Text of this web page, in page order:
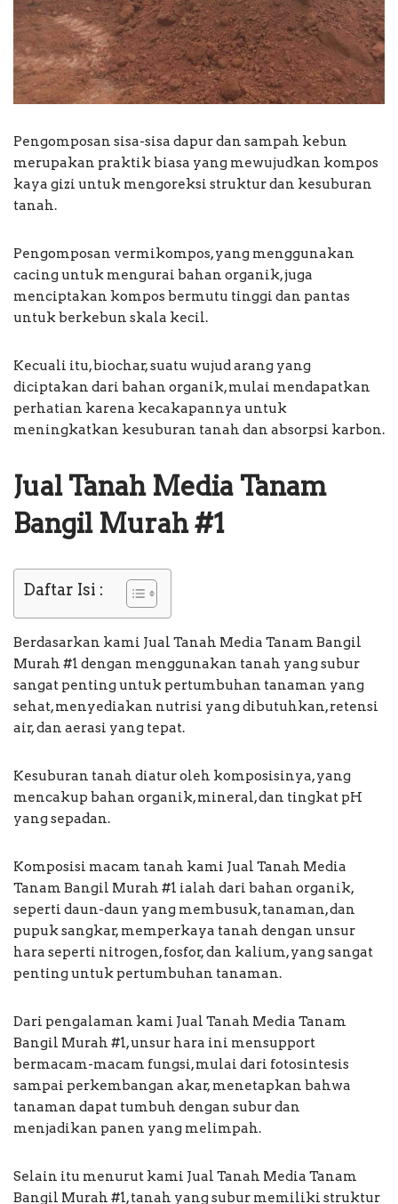
Pengomposan sisa-sisa dapur dan sampah kebun
merupakan praktik biasa yang mewujudkan kompos
kaya gizi untuk mengoreksi struktur dan kesuburan
tanah.
Pengomposan vermikompos, yang menggunakan
cacing untuk mengurai bahan organik, juga
menciptakan kompos bermutu tinggi dan pantas
untuk berkebun skala kecil.
Kecuali itu, biochar, suatu wujud arang yang
diciptakan dari bahan organik, mulai mendapatkan
perhatian karena kecakapannya untuk
meningkatkan kesuburan tanah dan absorpsi karbon.
Jual Tanah Media Tanam
Bangil Murah #1
Daftar Isi :
Berdasarkan kami Jual Tanah Media Tanam Bangil
Murah #1 dengan menggunakan tanah yang subur
sangat penting untuk pertumbuhan tanaman yang
sehat, menyediakan nutrisi yang dibutuhkan, retensi
air, dan aerasi yang tepat.
Kesuburan tanah diatur oleh komposisinya, yang
mencakup bahan organik, mineral, dan tingkat pH
yang sepadan.
Komposisi macam tanah kami Jual Tanah Media
Tanam Bangil Murah #1 ialah dari bahan organik,
seperti daun-daun yang membusuk, tanaman, dan
pupuk sangkar, memperkaya tanah dengan unsur
hara seperti nitrogen, fosfor, dan kalium, yang sangat
penting untuk pertumbuhan tanaman.
Dari pengalaman kami Jual Tanah Media Tanam
Bangil Murah #1, unsur hara ini mensupport
bermacam-macam fungsi, mulai dari fotosintesis
sampai perkembangan akar, menetapkan bahwa
tanaman dapat tumbuh dengan subur dan
menjadikan panen yang melimpah.
Selain itu menurut kami Jual Tanah Media Tanam
Bangil Murah #1, tanah yang subur memiliki struktur